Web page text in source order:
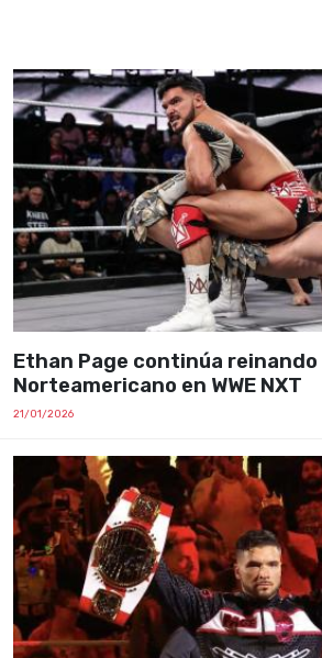
Ethan Page continúa reinando
Norteamericano en WWE NXT
21/01/2026